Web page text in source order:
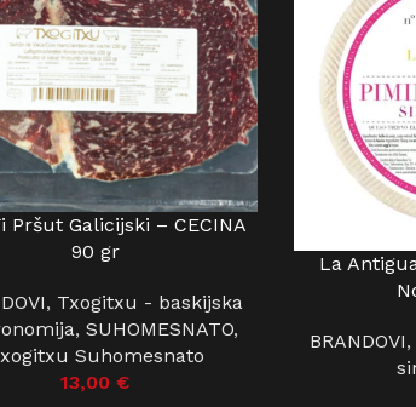
KOŠARICU
Pršut Galicijski – CECINA
90 gr
, Txogitxu - baskijska
, SUHOMESNATO,
Suhomesnato
13,00 €
DODAJ U
La
BRANDOVI,